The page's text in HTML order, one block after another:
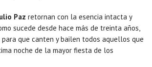
Paz retornan con la esencia intacta y
sucede desde hace más de treinta años,
que canten y bailen todos aquellos que
noche de la mayor fiesta de los